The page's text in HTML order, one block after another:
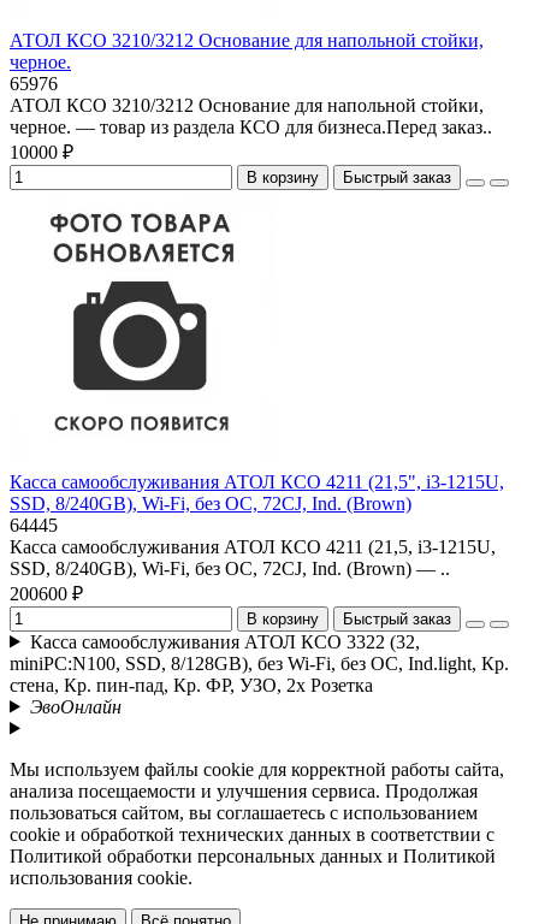
АТОЛ КСО 3210/3212 Основание для напольной стойки,
черное.
65976
АТОЛ КСО 3210/3212 Основание для напольной стойки,
черное. — товар из раздела КСО для бизнеса.Перед заказ..
10000 ₽
В корзину Быстрый заказ
Касса самообслуживания АТОЛ КСО 4211 (21,5", i3-1215U,
SSD, 8/240GB), Wi-Fi, без ОС, 72CJ, Ind. (Brown)
64445
Касса самообслуживания АТОЛ КСО 4211 (21,5, i3-1215U,
SSD, 8/240GB), Wi-Fi, без ОС, 72CJ, Ind. (Brown) — ..
200600 ₽
В корзину Быстрый заказ
Касса самообслуживания АТОЛ КСО 3322 (32,
miniPC:N100, SSD, 8/128GB), без Wi-Fi, без ОС, Ind.light, Кр.
стена, Кр. пин-пад, Кр. ФР, УЗО, 2x Розетка
ЭвоОнлайн
Мы используем файлы cookie для корректной работы сайта,
анализа посещаемости и улучшения сервиса. Продолжая
пользоваться сайтом, вы соглашаетесь с использованием
cookie и обработкой технических данных в соответствии с
Политикой обработки персональных данных и Политикой
использования cookie.